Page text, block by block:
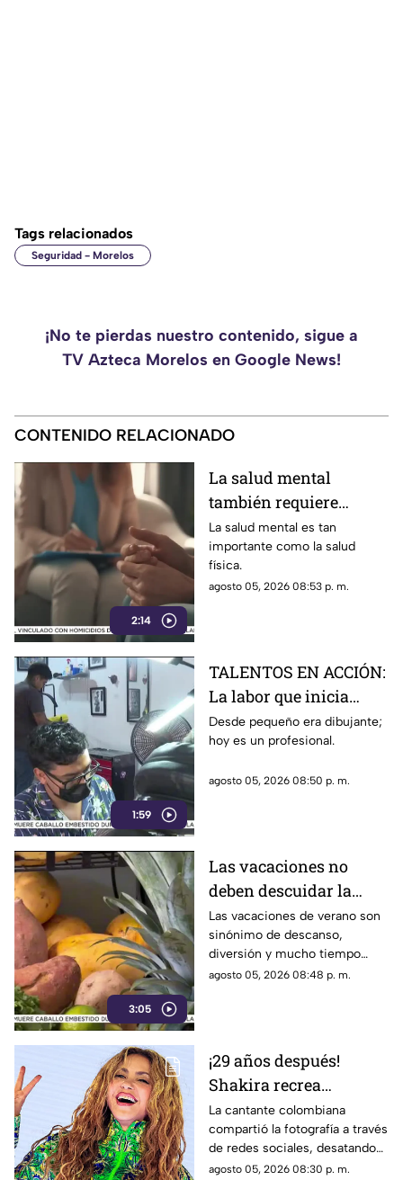
Tags relacionados
Seguridad - Morelos
¡No te pierdas nuestro contenido, sigue a
TV Azteca Morelos en Google News!
CONTENIDO RELACIONADO
2:14
La salud mental
también requiere
atención
La salud mental es tan
importante como la salud
física.
agosto 05, 2026 08:53 p. m.
1:59
TALENTOS EN ACCIÓN:
La labor que inicia
desde la creatividad
Desde pequeño era dibujante;
hoy es un profesional.
agosto 05, 2026 08:50 p. m.
3:05
Las vacaciones no
deben descuidar la
alimentación infantil
Las vacaciones de verano son
sinónimo de descanso,
diversión y mucho tiempo
libre.
agosto 05, 2026 08:48 p. m.
¡29 años después!
Shakira recrea
ICÓNICO meme; esta es
la historia de la
fotografía
La cantante colombiana
compartió la fotografía a través
de redes sociales, desatando
cientos de comentarios.
agosto 05, 2026 08:30 p. m.